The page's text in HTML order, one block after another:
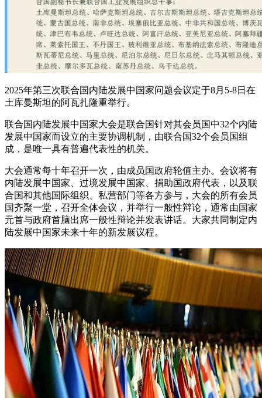
2025年第三次联合国内陆发展中国家问题会议定于8月5-8日在
土库曼斯坦的阿瓦扎隆重举行。
联合国内陆发展中国家大会是联合国针对其会员国中32个内陆
发展中国家而设立的主要协调机制，由联合国32个会员国组
成，是唯一具有普遍代表性的机关。
大会通常每十年召开一次，由成员国政府轮值主办。会议将有
内陆发展中国家、过境发展中国家、捐助国政府代表，以及联
合国和其他国际组织、私营部门等各方参与，大会的所有会员
国齐聚一堂，召开全体会议，并举行一般性辩论，通常由国家
元首与政府首脑出席一般性辩论并发表讲话。大家共同制定内
陆发展中国家未来十年的新发展议程。